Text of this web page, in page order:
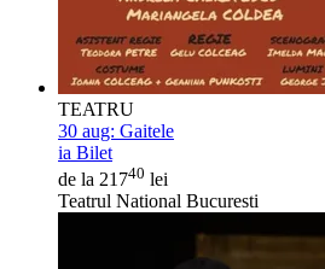
TEATRU
30 aug: Gaitele
ia Bilet
de la 21740 lei
Teatrul National Bucuresti